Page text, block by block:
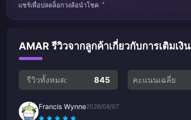
แชร์เพื่อปลดล็อกวงล้อนำโชค
AMAR รีวิวจากลูกค้าเกี่ยวกับการเติมเงิน
รีวิวทั้งหมด: 845 คะแนนเฉลี่ย
Francis Wynne2026/08/07